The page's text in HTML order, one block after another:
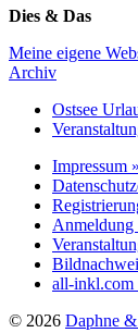
Dies & Das
Meine eigene
Archiv
Ostsee
Impressum »
Anmeldung
all-inkl.com
©️ 2026 Daphne